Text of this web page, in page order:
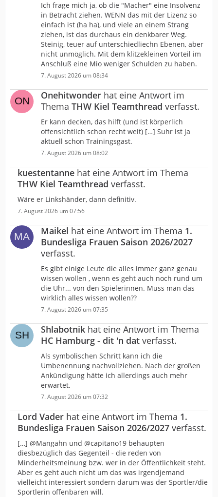
Ich frage mich ja, ob die "Macher" eine Insolvenz
in Betracht ziehen. WENN das mit der Lizenz so
einfach ist (ha ha), und viele an einem Strang
ziehen, ist das durchaus ein denkbarer Weg.
Steinig, teuer auf unterschiedliechn Ebenen, aber
nicht unmöglich. Mit dem klitzekleinen Vorteil im
Anschluß eine Mio weniger Schulden zu haben.
7. August 2026 um 08:34
Onehitwonder hat eine Antwort im
Thema THW Kiel Teamthread verfasst.
Er kann decken, das hilft (und ist körperlich
offensichtlich schon recht weit) […] Suhr ist ja
aktuell schon Trainingsgast.
7. August 2026 um 08:02
kuestentanne hat eine Antwort im Thema
THW Kiel Teamthread verfasst.
Wäre er Linkshänder, dann definitiv.
7. August 2026 um 07:56
Maikel hat eine Antwort im Thema 1.
Bundesliga Frauen Saison 2026/2027
verfasst.
Es gibt einige Leute die alles immer ganz genau
wissen wollen , wenn es geht auch noch rund um
die Uhr... von den Spielerinnen. Muss man das
wirklich alles wissen wollen??
7. August 2026 um 07:35
Shlabotnik hat eine Antwort im Thema
HC Hamburg - dit 'n dat verfasst.
Als symbolischen Schritt kann ich die
Umbenennung nachvollziehen. Nach der großen
Ankündigung hätte ich allerdings auch mehr
erwartet.
7. August 2026 um 07:32
Lord Vader hat eine Antwort im Thema 1.
Bundesliga Frauen Saison 2026/2027 verfasst.
[…] @Mangahn und @capitano19 behaupten
diesbezüglich das Gegenteil - die reden von
Minderheitsmeinung bzw. wer in der Öffentlichkeit steht.
Aber es geht auch nicht um das was irgendjemand
vielleicht interessiert sondern darum was der Sportler/die
Sportlerin offenbaren will.